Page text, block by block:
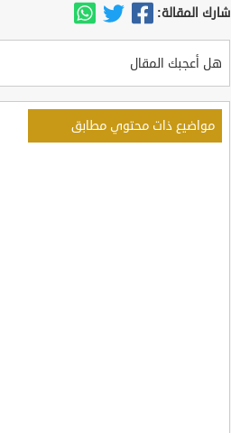
شارك المقالة:
هل أعجبك المقال
مواضيع ذات محتوي مطابق